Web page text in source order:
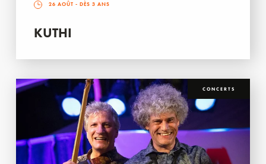
26 AOÛT - DÈS 3 ANS
KUTHI
CONCERTS